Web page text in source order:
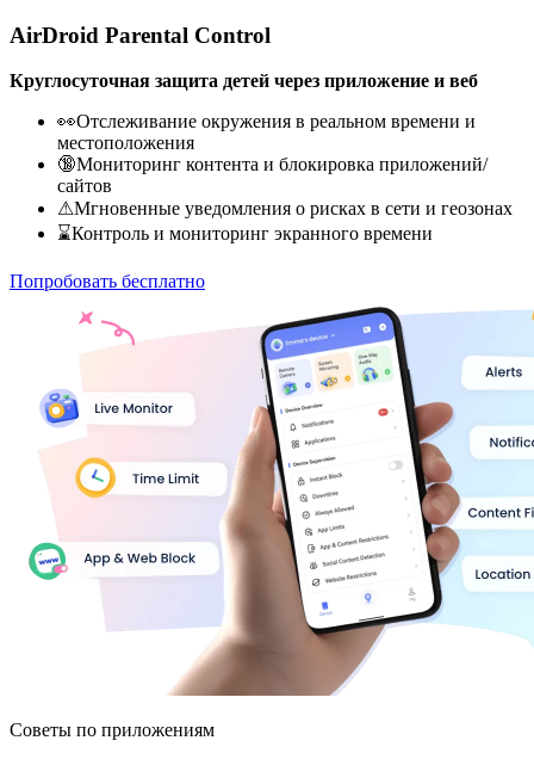
AirDroid Parental Control
Круглосуточная защита детей через приложение и веб
👀Отслеживание окружения в реальном времени и
местоположения
🔞Мониторинг контента и блокировка приложений/
сайтов
⚠Мгновенные уведомления о рисках в сети и геозонах
⌛Контроль и мониторинг экранного времени
Попробовать бесплатно
Советы по приложениям